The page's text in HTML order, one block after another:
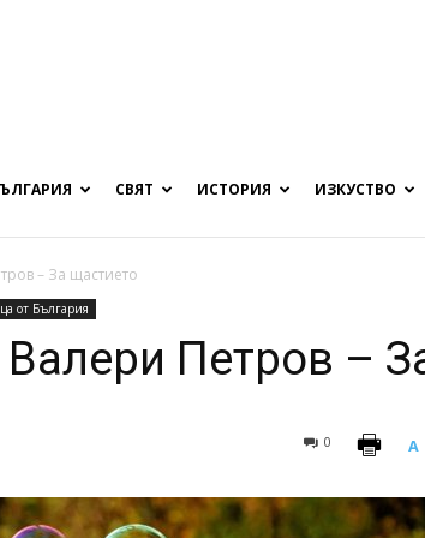
СВЯТ ИСТОРИЯ ИЗКУСТВО
– За щастието
от България
Петров –
A
0